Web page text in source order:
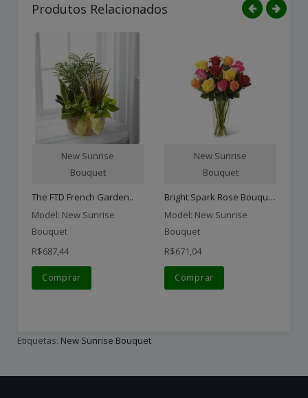
Produtos Relacionados
New Sunrise
Bouquet
The FTD French Garden..
Model: New Sunrise
Bouquet
R$687,44
Comprar
New Sunrise
Bouquet
Bright Spark Rose Bouquet..
Model: New Sunrise
Bouquet
R$671,04
Comprar
Etiquetas: New Sunrise Bouquet